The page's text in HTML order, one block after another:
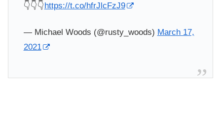
👇👇👇https://t.co/hfrJlcFzJ9
— Michael Woods (@rusty_woods) March 17,
2021